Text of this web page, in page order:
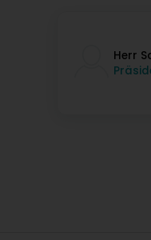
Herr